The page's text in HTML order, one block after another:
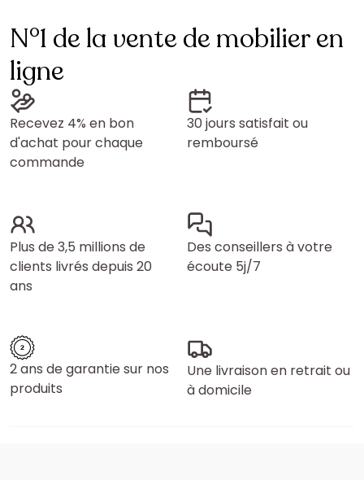
N°1 de la vente de mobilier en
ligne
Recevez 4% en bon
d'achat pour chaque
commande
30 jours satisfait ou
remboursé
Plus de 3,5 millions de
clients livrés depuis 20
ans
Des conseillers à votre
écoute 5j/7
2 ans de garantie sur nos
produits
Une livraison en retrait ou
à domicile